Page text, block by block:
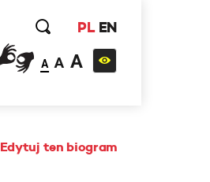
PL EN
A A A
Edytuj ten biogram